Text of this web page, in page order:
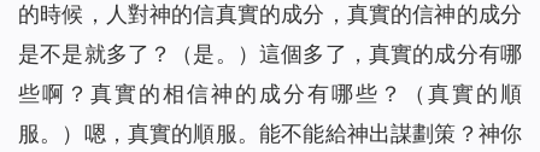
的時候，人對神的信真實的成分，真實的信神的成分
是不是就多了？
（是。）這個多了，真實的成分有哪
些啊？真實的相信神的成分有哪些？
（真實的順
服。） 嗯，真實的順服。能不能給神出謀劃策？神你